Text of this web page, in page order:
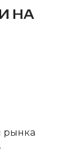
НА
рынка